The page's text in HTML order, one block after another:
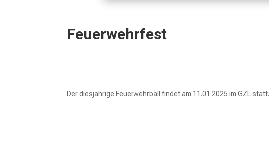
Feuerwehrfest
Der diesjährige Feuerwehrball findet am 11.01.2025 im GZL statt.